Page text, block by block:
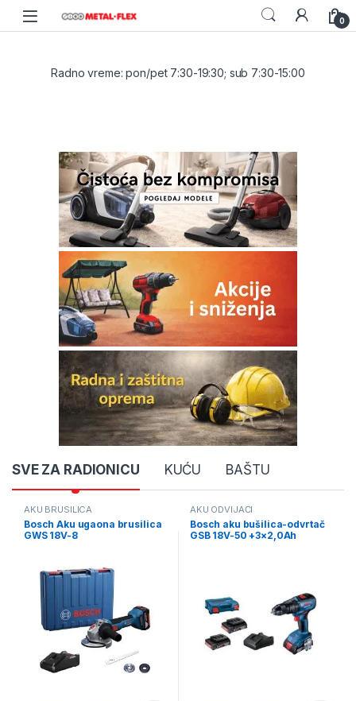
Skip to navigation
Skip to content
0
Radno vreme: pon/pet 7:30-19:30; sub 7:30-15:00
Product Carousel Tabs
SVE ZA RADIONICU KUĆU BAŠTU
AKU BRUSILICA
Bosch Aku ugaona brusilica
GWS 18V-8
AKU ODVIJAČI
Bosch aku bušilica-odvrtač
GSB 18V-50 +3×2,0Ah